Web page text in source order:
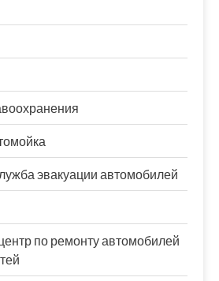
эвакуации автомобилей
по ремонту автомобилей